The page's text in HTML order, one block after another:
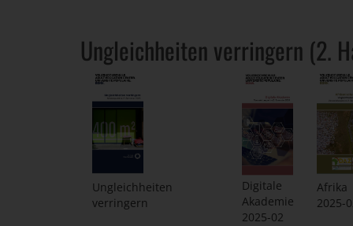
Ungleichheiten verringern (2.
Ungleichheiten
verringern
Digitale
Akademie
2025-02
Afrika
2025-